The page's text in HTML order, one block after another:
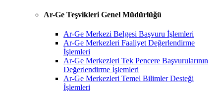
Ar-Ge Teşvikleri Genel Müdürlüğü
Ar-Ge Merkezi Belgesi Başvuru İşlemleri
Ar-Ge Merkezleri Faaliyet Değerlendirme
İşlemleri
Ar-Ge Merkezleri Tek Pencere Başvurularının
Değerlendirme İşlemleri
Ar-Ge Merkezleri Temel Bilimler Desteği
İşlemleri